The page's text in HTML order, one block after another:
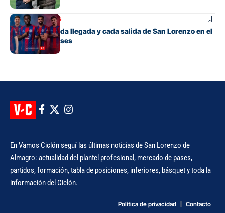
Mercado de pases
El detalle de cada llegada y cada salida de San Lorenzo en el
mercado de pases
En Vamos Ciclón seguí las últimas noticias de San Lorenzo de
Almagro: actualidad del plantel profesional, mercado de pases,
partidos, formación, tabla de posiciones, inferiores, básquet y toda la
información del Ciclón.
Política de privacidad Contacto